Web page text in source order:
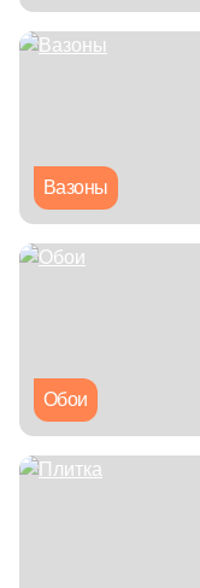
Производитель
Altacera
Alma Ceramica
New Trend
Вазоны
Обои